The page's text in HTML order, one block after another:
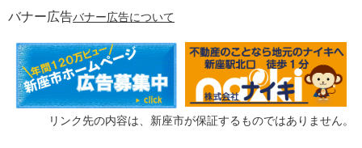
バナー広告バナー広告について
リンク先の内容は、新座市が保証するものではありません。